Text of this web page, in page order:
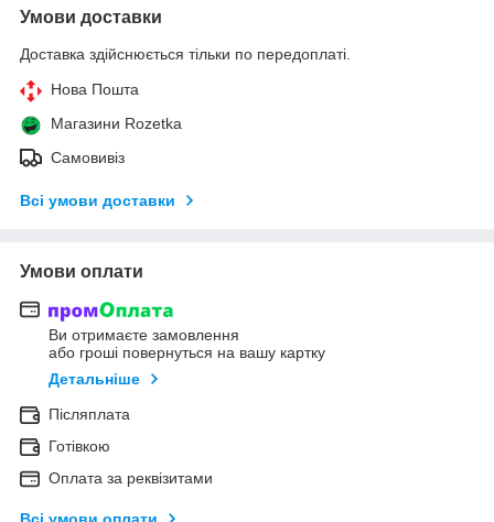
Умови доставки
Доставка здійснюється тільки по передоплаті.
Нова Пошта
Магазини Rozetka
Самовивіз
Всі умови доставки
Умови оплати
Ви отримаєте замовлення
або гроші повернуться на вашу картку
Детальніше
Післяплата
Готівкою
Оплата за реквізитами